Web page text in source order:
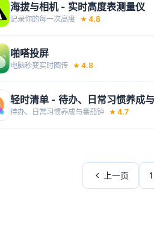
海拔与相机 - 实时高度表测量仪
记录你的每一次高‪度‬ ★ 4.8
啪嗒投屏
电脑秒变实时图传 ★ 4.8
轻时清单 - 待办、日常习惯养成
待办、日常习惯养成与番茄钟 ★ 4.7
上一页 1